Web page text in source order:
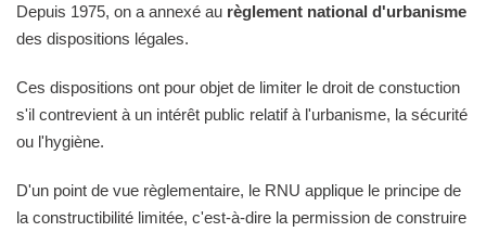
Depuis 1975, on a annexé au règlement national d'urbanisme
des dispositions légales.
Ces dispositions ont pour objet de limiter le droit de constuction
s'il contrevient à un intérêt public relatif à l'urbanisme, la sécurité
ou l'hygiène.
D'un point de vue règlementaire, le RNU applique le principe de
la constructibilité limitée, c'est-à-dire la permission de construire